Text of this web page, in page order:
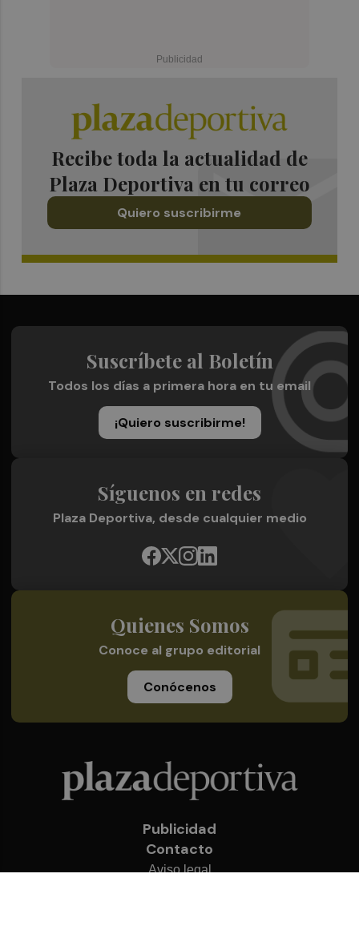
Recibe toda la actualidad de
Plaza Deportiva en tu correo
Quiero suscribirme
Suscríbete al Boletín
Todos los días a primera hora en tu email
¡Quiero suscribirme!
Síguenos en redes
Plaza Deportiva, desde cualquier medio
Quienes Somos
Conoce al grupo editorial
Conócenos
Publicidad
Contacto
Aviso legal